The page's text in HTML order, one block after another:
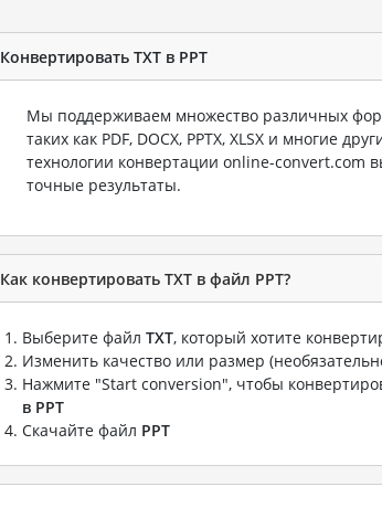
Конвертировать TXT в PPT
Мы поддерживаем множество различных
таких как PDF, DOCX, PPTX, XLSX и многие
технологии конвертации online-convert.com
точные результаты.
Как конвертировать TXT в файл PPT?
Выберите файл TXT, который хотите
Изменить качество или размер
Нажмите "Start conversion", чтобы
в PPT
Скачайте файл PPT